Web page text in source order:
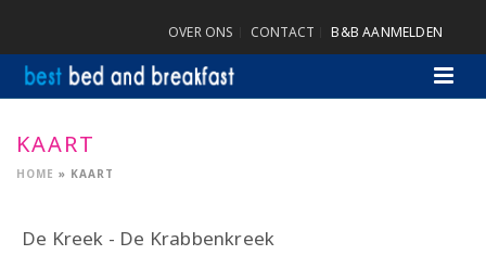
OVER ONS CONTACT B&B AANMELDEN
KAART
HOME » KAART
De Kreek - De Krabbenkreek